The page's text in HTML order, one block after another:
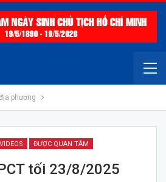
phương
VIDEOS ĐƯỢC QUAN TÂM
tối 23/8/2025